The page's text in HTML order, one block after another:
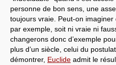
personne de bon sens, une
toujours vraie. Peut-on
par exemple, soit ni vraie ni
changerons donc d’exemple
plus d’un siècle, celui du
démontrer, Euclide admit le